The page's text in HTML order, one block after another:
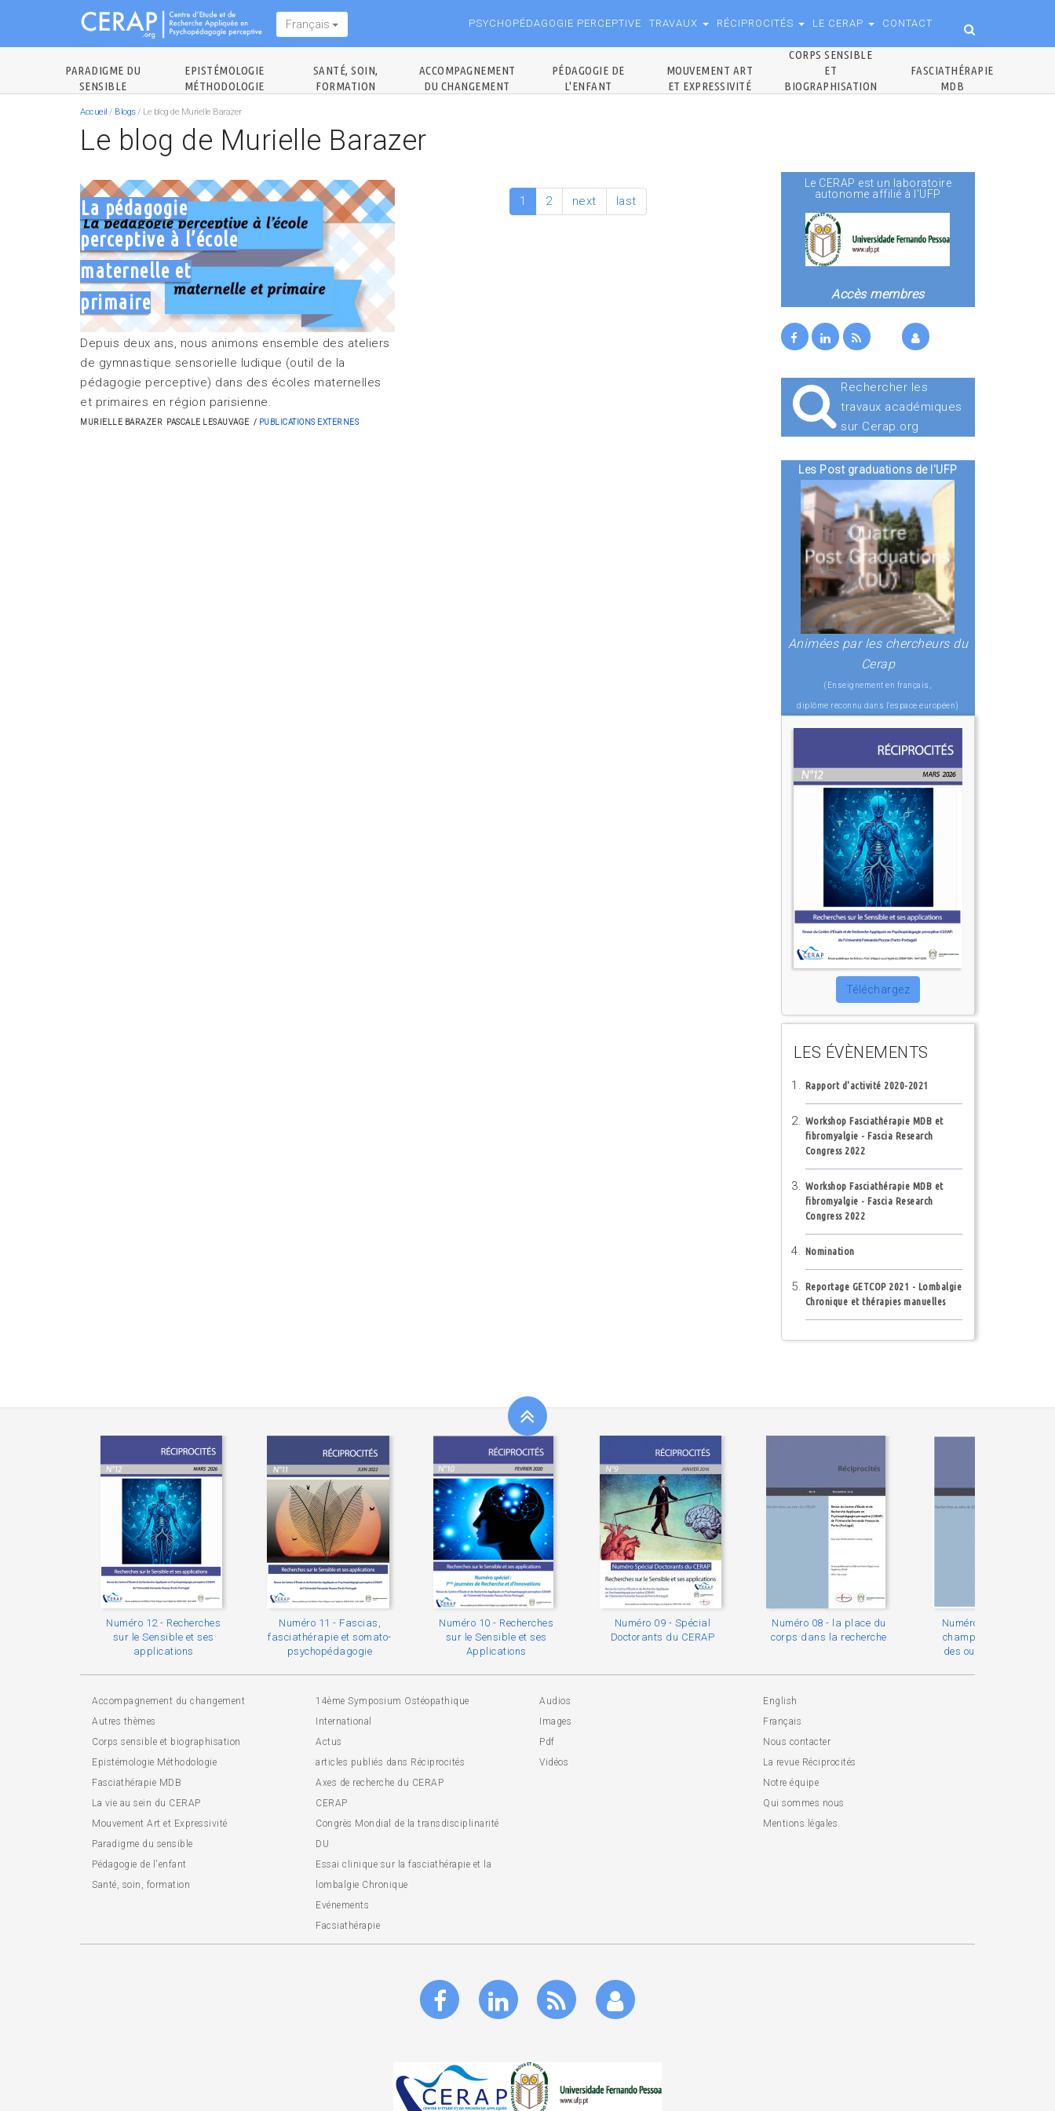
contenu
Français PSYCHOPÉDAGOGIE PERCEPTIVE TRAVAUX RÉCIPROCITÉS LE CERAP CONTACT
PARADIGME DU
SENSIBLE
EPISTÉMOLOGIE
MÉTHODOLOGIE
SANTÉ, SOIN,
FORMATION
ACCOMPAGNEMENT
DU CHANGEMENT
PÉDAGOGIE DE
L'ENFANT
MOUVEMENT ART
ET EXPRESSIVITÉ
CORPS SENSIBLE
ET
BIOGRAPHISATION
FASCIATHÉRAPIE
MDB
Accueil / Blogs/ Le blog de Murielle Barazer
Le blog de Murielle Barazer
La pédagogie
perceptive à l’école
maternelle et
primaire
Depuis deux ans, nous animons ensemble des ateliers
de gymnastique sensorielle ludique (outil de la
pédagogie perceptive) dans des écoles maternelles
et primaires en région parisienne.
MURIELLE BARAZER PASCALE LESAUVAGE PUBLICATIONS EXTERNES
1 2 next last
Le CERAP est un laboratoire
autonome affilié à l'UFP
Accès membres
Rechercher les
travaux académiques
sur Cerap.org
Les Post graduations de l'UFP
Animées par les chercheurs du
Cerap
(Enseignement en français,
diplôme reconnu dans l'espace européen)
Téléchargez
LES ÉVÈNEMENTS
Rapport d'activité 2020-2021
Workshop Fasciathérapie MDB et
fibromyalgie - Fascia Research
Congress 2022
Workshop Fasciathérapie MDB et
fibromyalgie - Fascia Research
Congress 2022
Nomination
Reportage GETCOP 2021 - Lombalgie
Chronique et thérapies manuelles
Numéro 12 - Recherches
sur le Sensible et ses
applications
Numéro 11 - Fascias,
fasciathérapie et somato-
psychopédagogie
Numéro 10 - Recherches
sur le Sensible et ses
Applications
Numéro 09 - Spécial
Doctorants du CERAP
Numéro 08 - la place du
corps dans la recherche
Numéro 07 - Différents
champs d'application
des outils du sensible
Accompagnement du changement
Autres thèmes
Corps sensible et biographisation
Epistémologie Méthodologie
Fasciathérapie MDB
La vie au sein du CERAP
Mouvement Art et Expressivité
Paradigme du sensible
Pédagogie de l'enfant
Santé, soin, formation
14ème Symposium Ostéopathique
International
Actus
articles publiés dans Réciprocités
Axes de recherche du CERAP
CERAP
Congrès Mondial de la transdisciplinarité
DU
Essai clinique sur la fasciathérapie et la
lombalgie Chronique
Evénements
Facsiathérapie
Audios
Images
Pdf
Vidéos
English
Français
Nous contacter
La revue Réciprocités
Notre équipe
Qui sommes nous
Mentions légales